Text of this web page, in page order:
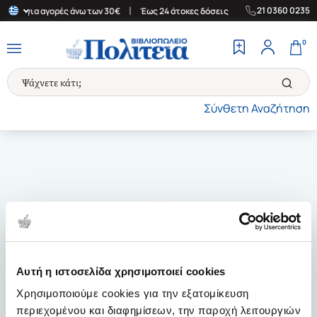
Αυτή η ιστοσελίδα χρησιμοποιεί cookies
Χρησιμοποιούμε cookies για την εξατομίκευση
περιεχομένου και διαφημίσεων, την παροχή λειτουργιών
για αγορές άνω των 30€ Έως 24 άτοκες δόσεις | Δωρεάν
21 0360 0235
Σύνθετη Αναζήτηση
0